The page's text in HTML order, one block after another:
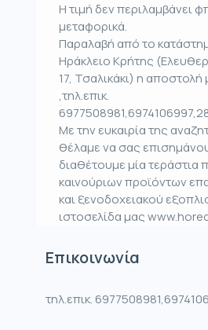
Η τιμή δεν περιλαμβάνει
μεταφορικά.
Παραλαβή από το
Ηράκλειο Κρήτης
17, Τσαλικάκι) η αποστολή
,τηλ.επικ.
Με την ευκαιρία της
θέλαμε να σας
διαθέτουμε μία τεράστια
καινούριων προϊόντων
και ξενοδοχειακού
ιστοσελίδα μας
Επικοινωνία
τηλ.επικ.